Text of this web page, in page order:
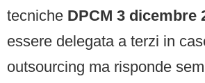
tecniche DPCM 3 dicembre
essere delegata a terzi in
outsourcing ma risponde